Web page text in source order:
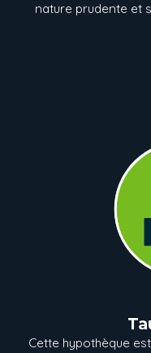
nature prudente et
Cette hypothèque